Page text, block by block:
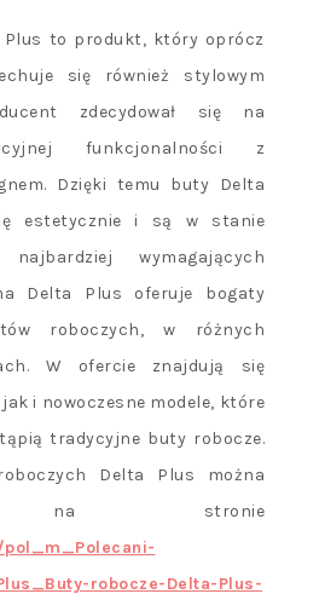
Plus to produkt, który oprócz
się również stylowym
zdecydował się na
funkcjonalności z
Dzięki temu buty Delta
estetycznie i są w stanie
wymagających
Delta Plus oferuje bogaty
roboczych, w różnych
W ofercie znajdują się
i nowoczesne modele, które
tradycyjne buty robocze.
Delta Plus można
na stronie
robocze-Delta-Plus-